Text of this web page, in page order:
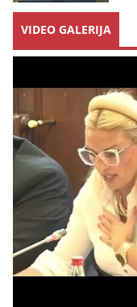
VIDEO GALERIJA